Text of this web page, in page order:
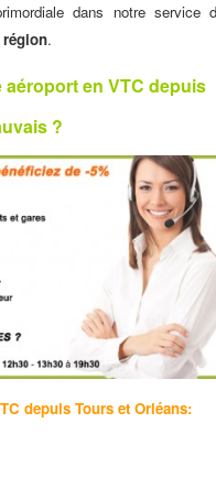
dans notre service
région.
en VTC depuis
?
depuis Tours et Orléans: